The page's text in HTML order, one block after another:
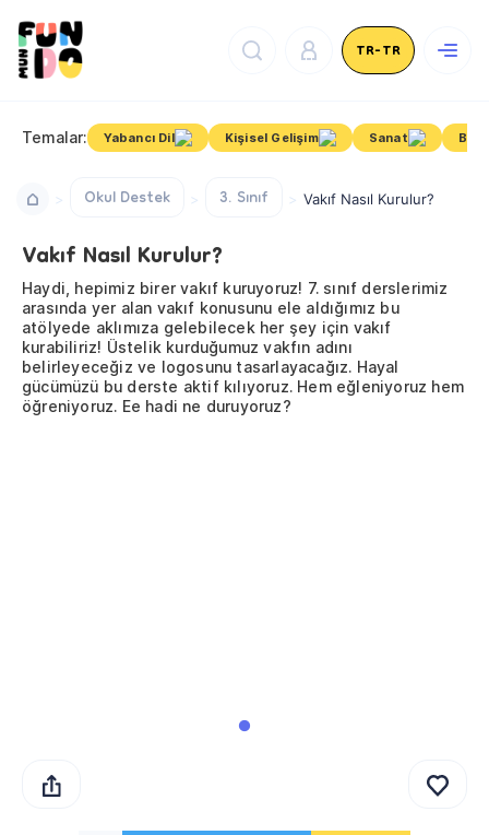
TR-TR
Temalar: Yabancı Dil Kişisel Gelişim Sanat
Okul Destek 3. Sınıf Vakıf Nasıl Kurulur?
Vakıf Nasıl Kurulur?
Haydi, hepimiz birer vakıf kuruyoruz! 7. sınıf derslerimiz
arasında yer alan vakıf konusunu ele aldığımız bu
atölyede aklımıza gelebilecek her şey için vakıf
kurabiliriz! Üstelik kurduğumuz vakfın adını
belirleyeceğiz ve logosunu tasarlayacağız. Hayal
gücümüzü bu derste aktif kılıyoruz. Hem eğleniyoruz hem
öğreniyoruz. Ee hadi ne duruyoruz?